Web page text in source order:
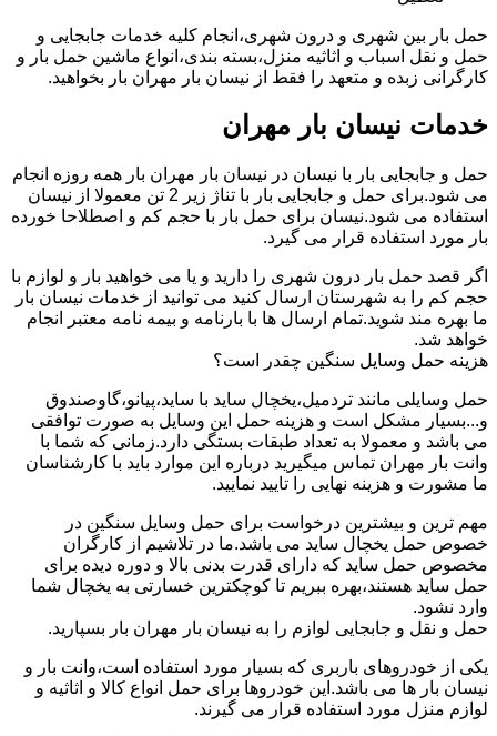
حمل بار بین شهری و درون شهری،انجام کلیه خدمات جابجایی و
حمل و نقل اسباب و اثاثیه منزل،بسته بندی،انواع ماشین حمل بار و
کارگرانی زبده و متعهد را فقط از نیسان بار مهران بار بخواهید.
خدمات نیسان بار مهران
حمل و جابجایی بار با نیسان در نیسان بار مهران بار همه روزه انجام
می شود.برای حمل و جابجایی بار با تناژ زیر 2 تن معمولا از نیسان
استفاده می شود.نیسان برای حمل بار با حجم کم و اصطلاحا خورده
بار مورد استفاده قرار می گیرد.
اگر قصد حمل بار درون شهری را دارید و یا می خواهید بار و لوازم با
حجم کم را به شهرستان ارسال کنید می توانید از خدمات نیسان بار
ما بهره مند شوید.تمام ارسال ها با بارنامه و بیمه نامه معتبر انجام
خواهد شد.
هزینه حمل وسایل سنگین چقدر است؟
حمل وسایلی مانند تردمیل،یخچال ساید با ساید،پیانو،گاوصندوق
و...بسیار مشکل است و هزینه حمل این وسایل به صورت توافقی
می باشد و معمولا به تعداد طبقات بستگی دارد.زمانی که شما با
وانت بار مهران تماس میگیرید درباره این موارد باید با کارشناسان
ما مشورت و هزینه نهایی را تایید نمایید.
مهم ترین و بیشترین درخواست برای حمل وسایل سنگین در
خصوص حمل یخچال ساید می باشد.ما در تلاشیم از کارگران
مخصوص حمل ساید که دارای قدرت بدنی بالا و دوره دیده برای
حمل ساید هستند،بهره ببریم تا کوچکترین خسارتی به یخچال شما
وارد نشود.
حمل و نقل و جابجایی لوازم را به نیسان بار مهران بار بسپارید.
یکی از خودروهای باربری که بسیار مورد استفاده است،وانت بار و
نیسان بار ها می باشد.این خودروها برای حمل انواع کالا و اثاثیه و
لوازم منزل مورد استفاده قرار می گیرند.